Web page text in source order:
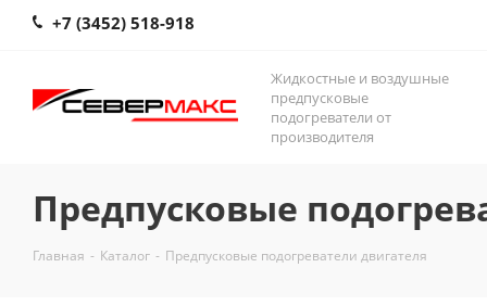
+7 (3452) 518-918
Жидкостные и воздушные
предпусковые
подогреватели от
производителя
Предпусковые
Главная - Каталог - Предпусковые подогреватели двигателя